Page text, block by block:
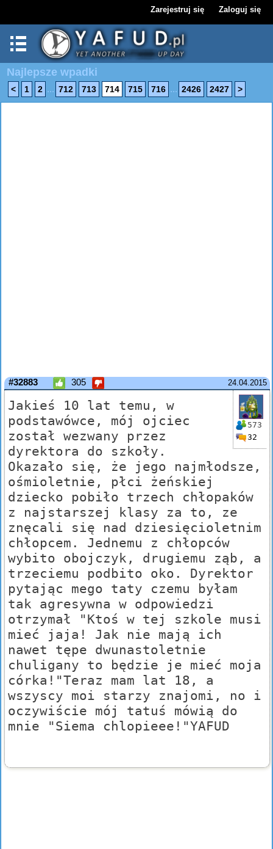
Zarejestruj się Zaloguj się
Najlepsze wpadki
< 1 2 ... 712 713 714 715 716 ... 2426 2427 >
24.04.2015
#32883 305
573
32
Jakieś 10 lat temu, w
podstawówce, mój ojciec
został wezwany przez
dyrektora do szkoły.
Okazało się, że jego najmłodsze,
ośmioletnie, płci żeńskiej
dziecko pobiło trzech chłopaków
z najstarszej klasy za to, ze
znęcali się nad dziesięcioletnim
chłopcem. Jednemu z chłopców
wybito obojczyk, drugiemu ząb, a
trzeciemu podbito oko. Dyrektor
pytając mego taty czemu byłam
tak agresywna w odpowiedzi
otrzymał "Ktoś w tej szkole musi
mieć jaja! Jak nie mają ich
nawet tępe dwunastoletnie
chuligany to będzie je mieć moja
córka!"Teraz mam lat 18, a
wszyscy moi starzy znajomi, no i
oczywiście mój tatuś mówią do
mnie "Siema chlopieee!"YAFUD